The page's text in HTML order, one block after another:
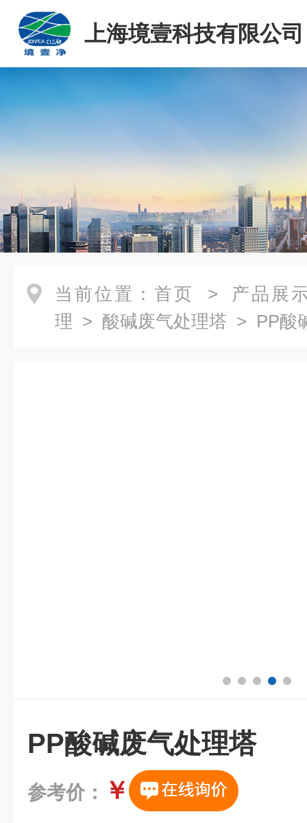
上海境壹科技有限公司
当前位置： 首页 > 产品展
理 > 酸碱废气处理塔 > PP酸
PP酸碱废气处理塔
参考价： ￥